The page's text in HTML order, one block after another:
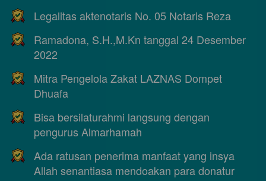
Legalitas aktenotaris No. 05 Notaris Reza
Ramadona, S.H.,M.Kn tanggal 24 Desember
2022
Mitra Pengelola Zakat LAZNAS Dompet
Dhuafa
Bisa bersilaturahmi langsung dengan
pengurus Almarhamah
Ada ratusan penerima manfaat yang insya
Allah senantiasa mendoakan para donatur